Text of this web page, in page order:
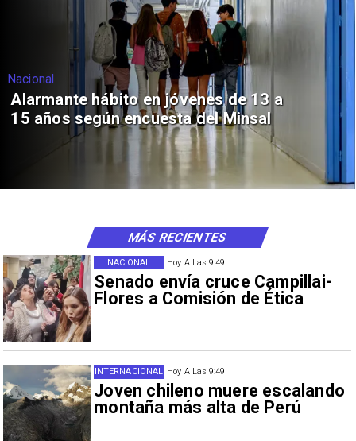
Nacional
Alarmante hábito en jóvenes de 13 a
15 años según encuesta del Minsal
Hoy A Las 9:49
Senado envía cruce Campillai-
Flores a Comisión de Ética
NACIONAL
Hoy A Las 9:49
Joven chileno muere escalando
montaña más alta de Perú
INTERNACIONAL
MÁS RECIENTES